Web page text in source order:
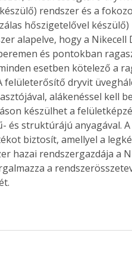
A
rendszer és a
hőszigetelővel
alapelve, hogy a
és pontokban
esetben kötelező a
felületerősítő dryvit
alákenéssel kell
készülhet a
és struktúrájú anyagával.
biztosít, amellyel a
hazai rendszergazdája a
a